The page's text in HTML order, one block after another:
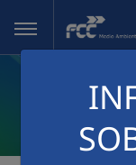
Saltar al